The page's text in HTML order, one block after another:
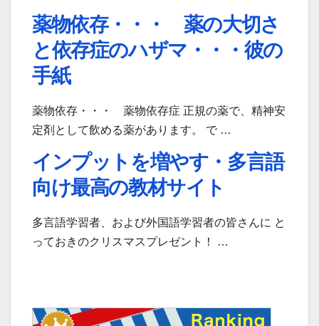
薬物依存・・・ 薬の大切さ
と依存症のハザマ・・・彼の
手紙
薬物依存・・・ 薬物依存症 正規の薬で、精神安
定剤として飲める薬があります。 で …
インプットを増やす・多言語
向け最高の教材サイト
多言語学習者、および外国語学習者の皆さんに と
っておきのクリスマスプレゼント！ …